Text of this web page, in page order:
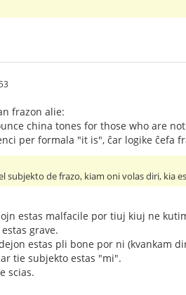
frazon alie:
china tones for those who are
per formala "it is", ĉar logike ĉefa
subjekto de frazo, kiam oni volas diri, kia
estas malfacile por tiuj kiuj ne
grave.
estas pli bone por ni (kvankam
tie subjekto estas "mi".
scias.